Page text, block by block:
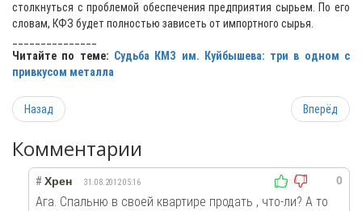
столкнуться с проблемой обеспечения предприятия сырьем. По его
словам, КФЗ будет полностью зависеть от импортного сырья.
Читайте по теме: Судьба КМЗ им. Куйбышева: три в одном с
привкусом металла
Назад Вперёд
Комментарии
0
# Хрен 31.08.2012 05:16
Ага. Спальню в своей квартире продать , что-ли? А то